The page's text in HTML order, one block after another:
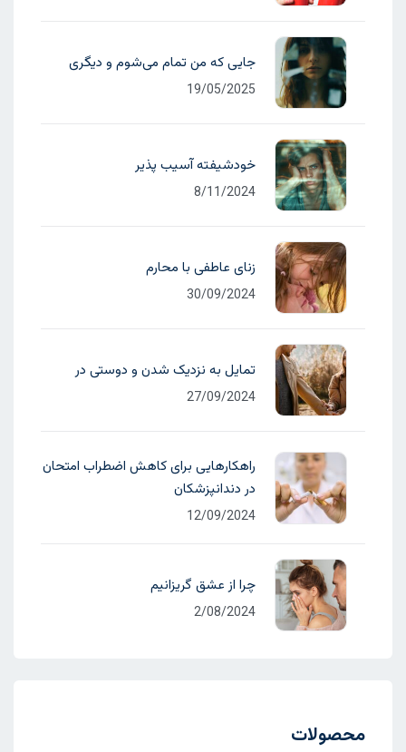
جایی که من تمام می‌شوم و دیگری
19/05/2025
خودشیفته آسیب پذیر
8/11/2024
زنای عاطفی با محارم
30/09/2024
تمایل به نزدیک شدن و دوستی در
27/09/2024
راهکارهایی برای کاهش اضطراب امتحان
در دندانپزشکان
12/09/2024
چرا از عشق گریزانیم
2/08/2024
محصولات